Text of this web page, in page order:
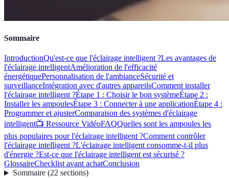
Sommaire
IntroductionQu'est-ce que l'éclairage intelligent ?Les avantages de
l'éclairage intelligentAmélioration de l'efficacité
énergétiquePersonnalisation de l'ambianceSécurité et
surveillanceIntégration avec d'autres appareilsComment installer
l'éclairage intelligent ?Étape 1 : Choisir le bon systèmeÉtape 2 :
Installer les ampoulesÉtape 3 : Connecter à une applicationÉtape 4 :
Programmer et ajusterComparaison des systèmes d'éclairage
intelligent📺 Ressource VidéoFAQQuelles sont les ampoules les
plus populaires pour l'éclairage intelligent ?Comment contrôler
l'éclairage intelligent ?L'éclairage intelligent consomme-t-il plus
d'énergie ?Est-ce que l'éclairage intelligent est sécurisé ?
GlossaireChecklist avant achatConclusion
Sommaire(22 sections)